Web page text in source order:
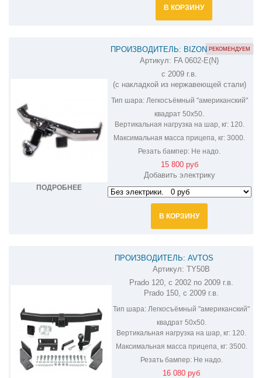
В КОРЗИНУ
ПОДРОБНЕЕ
ПРОИЗВОДИТЕЛЬ: BIZON
ФАРКОП НА LAND CRUISER PRADO 120,
150 FA 0602-E(N)
Артикул: FA 0602-E(N)
с 2009 г.в.
(c накладкой из нержавеющей стали)
Тип шара:Легкосъёмный "американский"
квадрат 50х50.
Вертикальная нагрузка на шар, кг:120.
Максимальная масса прицепа, кг: 3000.
Резать бампер: Не надо.
РЕКОМЕНДУЕМ
15 800 руб
Добавить электрику
В КОРЗИНУ
ПРОИЗВОДИТЕЛЬ: AVTOS
ФАРКОП НА TOYOTA LAND CRUISER
PRADO TY50B
Артикул: TY50B
Prado 120, с 2002 по 2009 г.в.
Prado 150, с 2009 г.в.
Тип шара: Легкосъёмный "американский"
квадрат 50х50.
Вертикальная нагрузка на шар, кг: 120.
Максимальная масса прицепа, кг:3500.
Резать бампер:Не надо.
16 080 руб